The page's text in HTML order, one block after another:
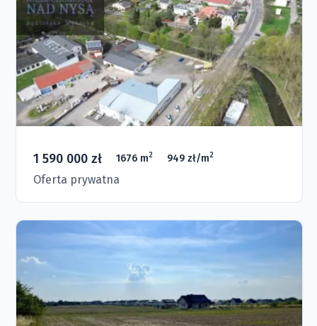
1 590 000 zł 1676 m2 949 zł/m2
Oferta prywatna